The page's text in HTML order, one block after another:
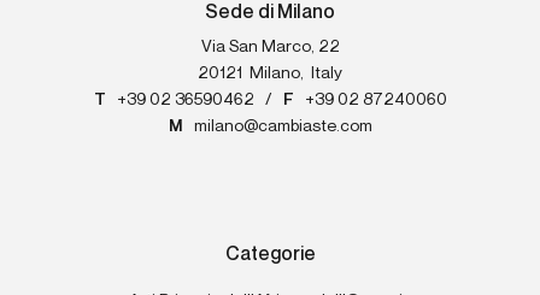
Sede di Milano
Via San Marco, 22
20121
Milano,
Italy
T
+39 02 36590462 / F
+39 02 87240060
M
milano@cambiaste.com
Categorie